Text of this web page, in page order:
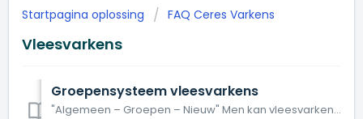
Startpagina oplossing FAQ Ceres Varkens
Vleesvarkens
Groepensysteem vleesvarkens
"Algemeen – Groepen – Nieuw" Men kan vleesvarkens in de groep krijgen via “aankoop vleesvarkens”: Van een bestaande groep kan men via de “Lijs...